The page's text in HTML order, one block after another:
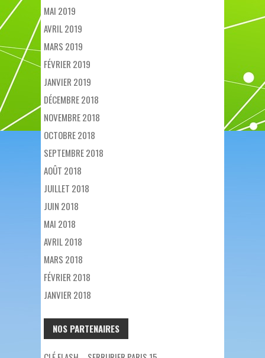
MAI 2019
AVRIL 2019
MARS 2019
FÉVRIER 2019
JANVIER 2019
DÉCEMBRE 2018
NOVEMBRE 2018
OCTOBRE 2018
SEPTEMBRE 2018
AOÛT 2018
JUILLET 2018
JUIN 2018
MAI 2018
AVRIL 2018
MARS 2018
FÉVRIER 2018
JANVIER 2018
NOS PARTENAIRES